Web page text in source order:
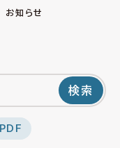
お知らせ
検索
PDF